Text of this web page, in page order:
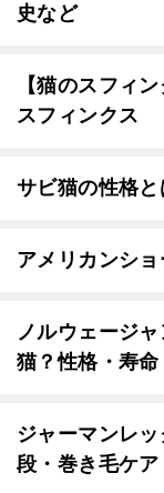
史など
【猫のスフィ
スフィンクス
サビ猫の性格
アメリカンシ
ノルウェージ
猫？性格・寿
ジャーマンレ
段・巻き毛ケア